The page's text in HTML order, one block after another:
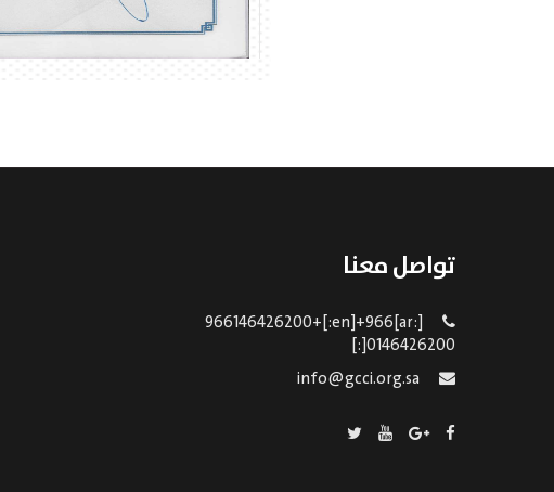
تواصل معنا
[:ar]966146426200+[:en]+966
0146426200[:]